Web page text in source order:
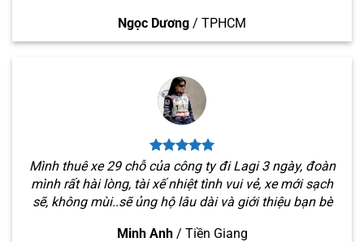
Ngọc Dương / TPHCM
Mình thuê xe 29 chỗ của công ty đi Lagi 3 ngày, đoàn
mình rất hài lòng, tài xế nhiệt tình vui vẻ, xe mới sạch
sẽ, không mùi..sẽ ủng hộ lâu dài và giới thiệu bạn bè
Minh Anh / Tiền Giang